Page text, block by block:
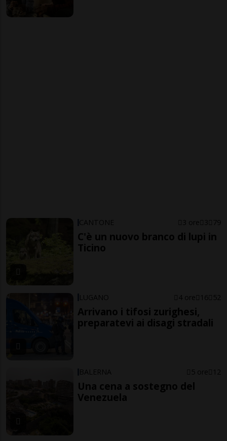
CANTONE 3 ore 3 79
C'è un nuovo branco di lupi in
Ticino
LUGANO 4 ore 16 52
Arrivano i tifosi zurighesi,
preparatevi ai disagi stradali
BALERNA 5 ore 12
Una cena a sostegno del
Venezuela